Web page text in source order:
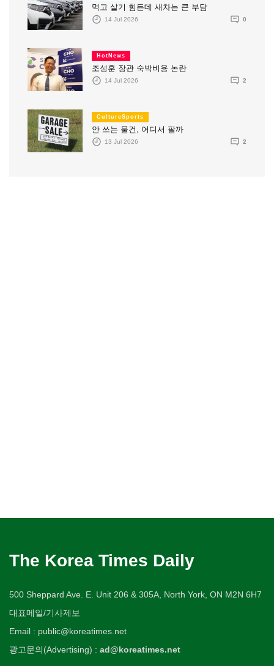
먹고 살기 힘든데 새차는 큰 부담
14 Jul 2026 0
HotNews
조성훈 장관 숙박비용 논란
14 Jul 2026 2
CultureSports
안 쓰는 물건, 어디서 팔까
13 Jul 2026 2
The Korea Times Daily
500 Sheppard Ave. E. Unit 206 & 305A, North York, ON M2N 6H7
대표메일/기사제보
Email : public@koreatimes.net
광고문의(Advertising) : ad@koreatimes.net